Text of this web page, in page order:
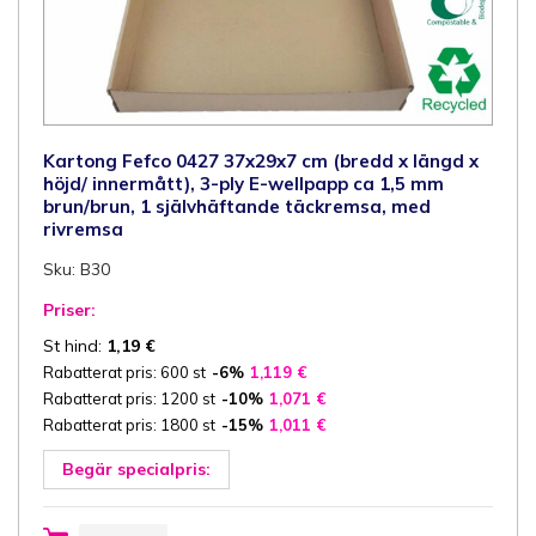
Kartong Fefco 0427 37x29x7 cm (bredd x längd x
höjd/ innermått), 3-ply E-wellpapp ca 1,5 mm
brun/brun, 1 självhäftande täckremsa, med
rivremsa
Sku: B30
Priser:
St hind: 1,19 €
Rabatterat pris: 600 st -6% 1,119 €
Rabatterat pris: 1200 st -10% 1,071 €
Rabatterat pris: 1800 st -15% 1,011 €
Begär specialpris: